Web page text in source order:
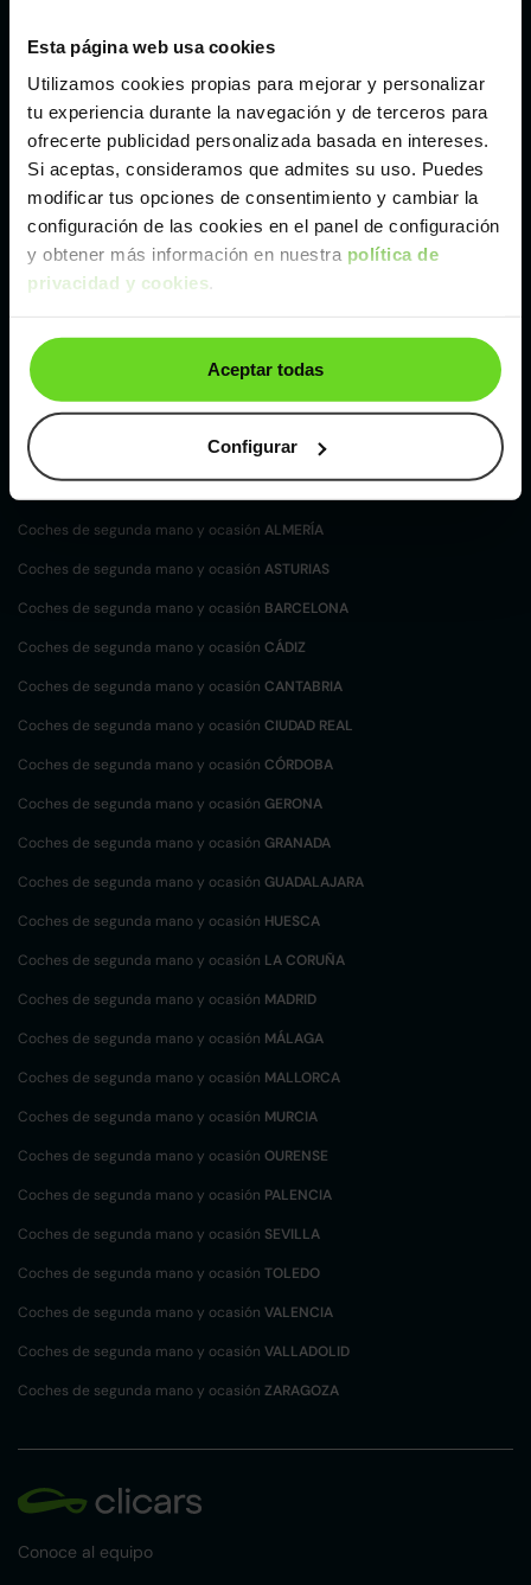
Esta página web usa cookies
Utilizamos cookies propias para mejorar y personalizar
tu experiencia durante la navegación y de terceros para
ofrecerte publicidad personalizada basada en intereses.
Si aceptas, consideramos que admites su uso. Puedes
modificar tus opciones de consentimiento y cambiar la
configuración de las cookies en el panel de configuración
y obtener más información en nuestra política de
privacidad y cookies.
Aceptar todas
Configurar
Málaga
Valencia
Zaragoza
Ver Volvo XC40 de segunda mano y ocasión
Coches de segunda mano y ocasión por
localización
Coches de segunda mano y ocasiónALBACETE
Coches de segunda mano y ocasión ALMERÍA
Coches de segunda mano y ocasión ASTURIAS
Coches de segunda mano y ocasión BARCELONA
Coches de segunda mano y ocasión CÁDIZ
Coches de segunda mano y ocasión CANTABRIA
Coches de segunda mano y ocasión CIUDAD REAL
Coches de segunda mano y ocasión CÓRDOBA
Coches de segunda mano y ocasión GERONA
Coches de segunda mano y ocasión GRANADA
Coches de segunda mano y ocasión GUADALAJARA
Coches de segunda mano y ocasión HUESCA
Coches de segunda mano y ocasión LA CORUÑA
Coches de segunda mano y ocasión MADRID
Coches de segunda mano y ocasión MÁLAGA
Coches de segunda mano y ocasión MALLORCA
Coches de segunda mano y ocasión MURCIA
Coches de segunda mano y ocasión OURENSE
Coches de segunda mano y ocasión PALENCIA
Coches de segunda mano y ocasión SEVILLA
Coches de segunda mano y ocasión TOLEDO
Coches de segunda mano y ocasión VALENCIA
Coches de segunda mano y ocasión VALLADOLID
Coches de segunda mano y ocasión ZARAGOZA
Conoce al equipo